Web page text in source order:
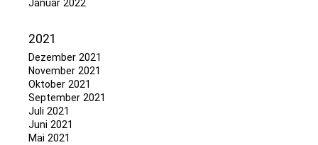
Januar 2022
2021
Dezember 2021
November 2021
Oktober 2021
September 2021
Juli 2021
Juni 2021
Mai 2021